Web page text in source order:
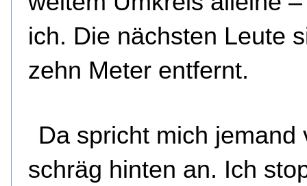
ich. Die nächsten Leute
zehn Meter entfernt.
Da spricht mich jemand
schräg hinten an. Ich